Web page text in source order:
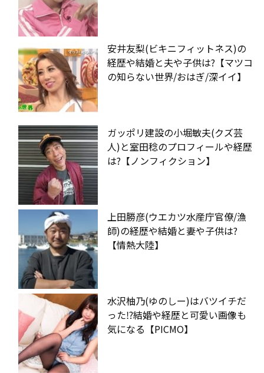
安井友梨(ビキニフィットネス)の
経歴や結婚と夫や子供は?【マツコ
の知らない世界/おはぎ/深イイ】
ガッポリ建設の小堀敏夫(クズ芸
人)と室田稔のプロフィールや経歴
は?【ノンフィクション】
上田勝彦(ウエカツ水産庁官僚/漁
師)の経歴や結婚と妻や子供は?
【情熱大陸】
水沢柚乃(ゆのしー)はバツイチだ
った⁉︎結婚や経歴と可愛い画像も
気になる【PICMO】